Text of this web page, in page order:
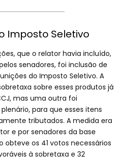
Imposto Seletivo
que o relator havia incluído,
senadores, foi inclusão de
do Imposto Seletivo. A
sobre esses produtos já
mas uma outra foi
para que esses itens
tributados. A medida era
e por senadores da base
obteve os 41 votos necessários
à sobretaxa e 32